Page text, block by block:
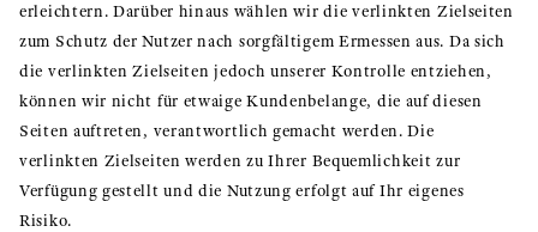
erleichtern. Darüber hinaus wählen wir die verlinkten Zielseiten
zum Schutz der Nutzer nach sorgfältigem Ermessen aus. Da sich
die verlinkten Zielseiten jedoch unserer Kontrolle entziehen,
können wir nicht für etwaige Kundenbelange, die auf diesen
Seiten auftreten, verantwortlich gemacht werden. Die
verlinkten Zielseiten werden zu Ihrer Bequemlichkeit zur
Verfügung gestellt und die Nutzung erfolgt auf Ihr eigenes
Risiko.